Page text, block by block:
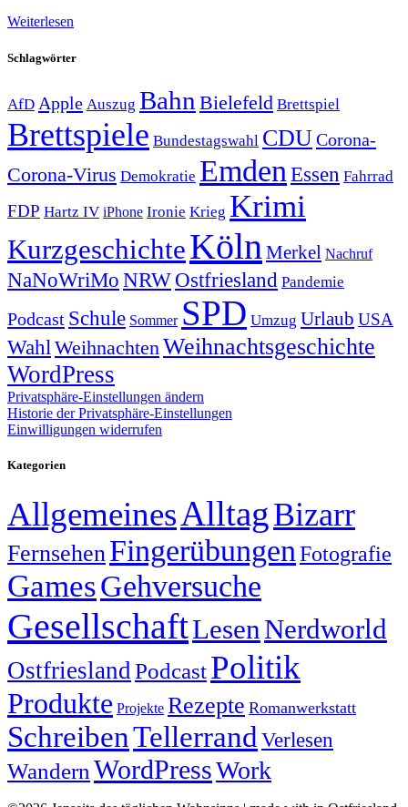
Weiterlesen
Schlagwörter
AfD Apple Auszug Bahn Bielefeld Brettspiel
Brettspiele Bundestagswahl CDUCorona-
Corona-Virus Demokratie Emden Essen Fahrrad
FDP Hartz IV iPhone Ironie Krieg Krimi
KurzgeschichteKöln Merkel Nachruf
NaNoWriMo NRWOstfriesland Pandemie
Podcast Schule Sommer SPD Umzug Urlaub USA
Wahl Weihnachten Weihnachtsgeschichte
WordPress
Privatsphäre-Einstellungen ändern
Historie der Privatsphäre-Einstellungen
Einwilligungen widerrufen
Kategorien
AllgemeinesAlltagBizarr
FernsehenFingerübungen Fotografie
GamesGehversuche
GesellschaftLesenNerdworld
OstfrieslandPodcastPolitik
Produkte Projekte Rezepte Romanwerkstatt
SchreibenTellerrand Verlesen
Wandern WordPressWork